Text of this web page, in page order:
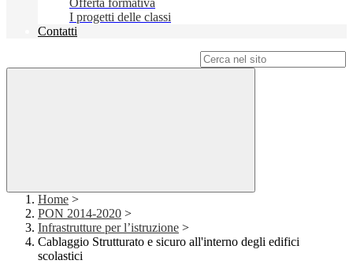
Offerta formativa
I progetti delle classi
Contatti
Home >
PON 2014-2020 >
Infrastrutture per l’istruzione >
Cablaggio Strutturato e sicuro all'interno degli edifici
scolastici